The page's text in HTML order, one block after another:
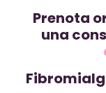
Prenota
una